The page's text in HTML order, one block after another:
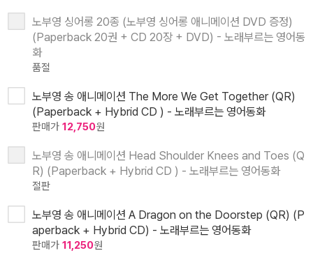
노부영 싱어롱 20종 (노부영 싱어롱 애니메이션 DVD 증정)
(Paperback 20권 + CD 20장 + DVD) - 노래부르는 영어동
화
품절
노부영 송 애니메이션 The More We Get Together (QR)
(Paperback + Hybrid CD ) - 노래부르는 영어동화
판매가 12,750원
노부영 송 애니메이션 Head Shoulder Knees and Toes (Q
R) (Paperback + Hybrid CD ) - 노래부르는 영어동화
절판
노부영 송 애니메이션 A Dragon on the Doorstep (QR) (P
aperback + Hybrid CD) - 노래부르는 영어동화
판매가 11,250원